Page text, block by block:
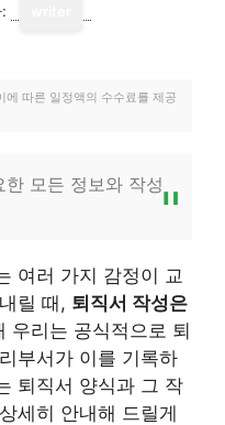
에 따른 일정액의 수수료를 제공
모든 정보와 작성
여러 가지 감정이 교
릴 때, 퇴직서 작성은
우리는 공식적으로 퇴
부서가 이를 기록하
퇴직서 양식과 그 작
세히 안내해 드릴게